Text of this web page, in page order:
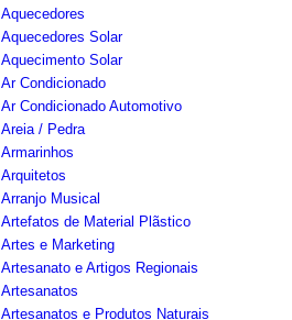
Aquecedores
Aquecedores Solar
Aquecimento Solar
Ar Condicionado
Ar Condicionado Automotivo
Areia / Pedra
Armarinhos
Arquitetos
Arranjo Musical
Artefatos de Material Plãstico
Artes e Marketing
Artesanato e Artigos Regionais
Artesanatos
Artesanatos e Produtos Naturais